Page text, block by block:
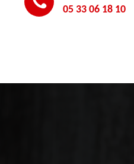
05 33 06 18 10